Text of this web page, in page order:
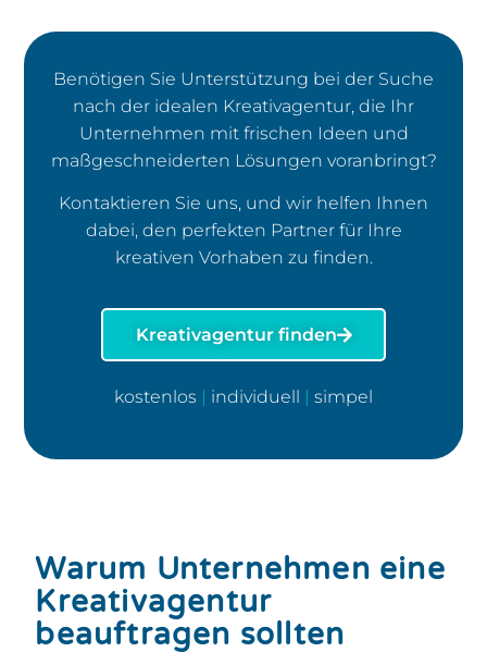
Benötigen Sie Unterstützung bei der Suche
nach der idealen Kreativagentur, die Ihr
Unternehmen mit frischen Ideen und
maßgeschneiderten Lösungen voranbringt?
Kontaktieren Sie uns, und wir helfen Ihnen
dabei, den perfekten Partner für Ihre
kreativen Vorhaben zu finden.
Kreativagentur finden
kostenlos individuell simpel
Warum Unternehmen eine
Kreativagentur
beauftragen sollten